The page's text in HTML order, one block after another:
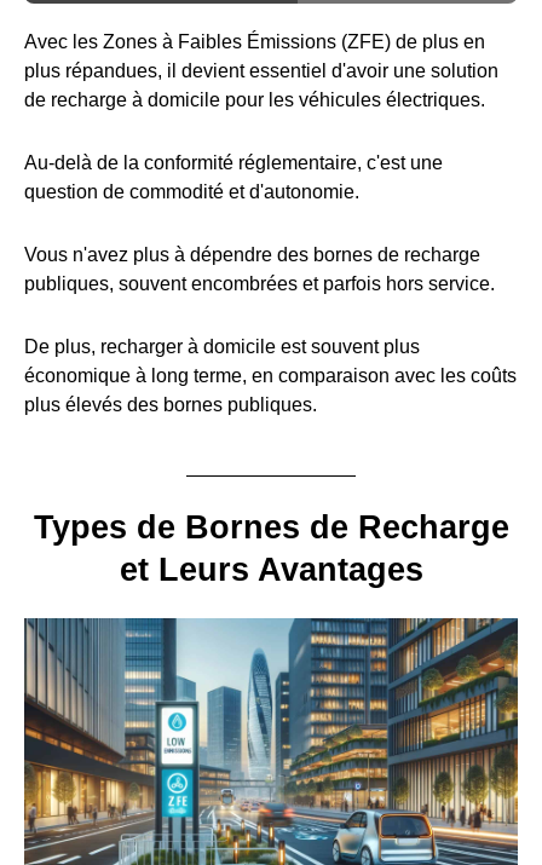
Avec les Zones à Faibles Émissions (ZFE) de plus en
plus répandues, il devient essentiel d'avoir une solution
de recharge à domicile pour les véhicules électriques.
Au-delà de la conformité réglementaire, c'est une
question de commodité et d'autonomie.
Vous n'avez plus à dépendre des bornes de recharge
publiques, souvent encombrées et parfois hors service.
De plus, recharger à domicile est souvent plus
économique à long terme, en comparaison avec les coûts
plus élevés des bornes publiques.
Types de Bornes de Recharge
et Leurs Avantages